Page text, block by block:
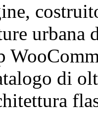
urbana
di